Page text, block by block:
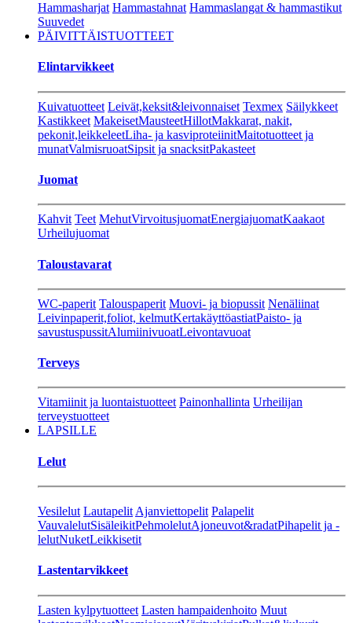
Hammasharjat Hammastahnat Hammaslangat & hammastikut
Suuvedet
PÄIVITTÄISTUOTTEET
Elintarvikkeet
Kuivatuotteet Leivät,keksit&leivonnaiset Texmex Säilykkeet
Kastikkeet MakeisetMausteetHillotMakkarat, nakit,
pekonit,leikkeleetLiha- ja kasviproteiinitMaitotuotteet ja
munatValmisruoatSipsit ja snacksitPakasteet
Juomat
Kahvit Teet MehutVirvoitusjuomatEnergiajuomatKaakaot
Urheilujuomat
Taloustavarat
WC-paperit Talouspaperit Muovi- ja biopussit Nenäliinat
Leivinpaperit,foliot, kelmutKertakäyttöastiatPaisto- ja
savustuspussitAlumiinivuoatLeivontavuoat
Terveys
Vitamiinit ja luontaistuotteet Painonhallinta Urheilijan
terveystuotteet
LAPSILLE
Lelut
Vesilelut Lautapelit Ajanviettopelit Palapelit
VauvalelutSisäleikitPehmolelutAjoneuvot&radatPihapelit ja -
lelutNuketLeikkisetit
Lastentarvikkeet
Lasten kylpytuotteet Lasten hampaidenhoito Muut